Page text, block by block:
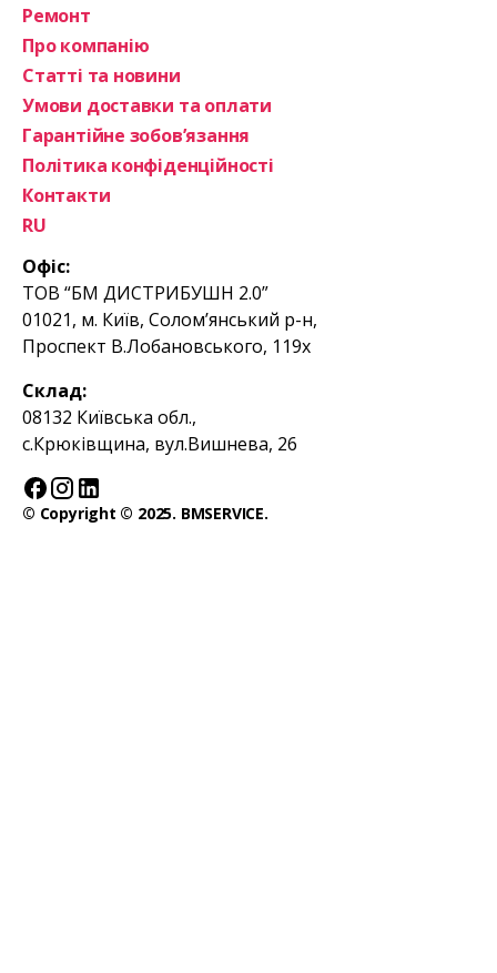
Офіс:
ТОВ “БМ ДИСТРИБУШН 2.0”
01021, м. Київ, Солом’янський р-н,
Проспект В.Лобановського, 119х
Склад:
08132 Київська обл.,
с.Крюківщина, вул.Вишнева, 26
Ремонт
Про компанію
Статті та новини
Умови доставки та оплати
Гарантійне зобов’язання
Політика конфіденційності
Контакти
RU
© Copyright © 2025. BMSERVICE.